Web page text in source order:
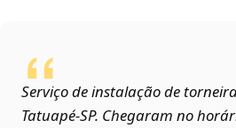
Serviço de instalação de
Tatuapé‑SP. Chegaram no